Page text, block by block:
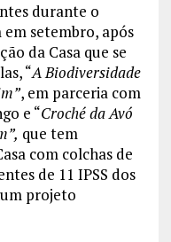
durante o
setembro, após
da Casa que se
“A Biodiversidade
, em parceria com
e “Croché da Avó
que tem
com colchas de
de 11 IPSS dos
projeto